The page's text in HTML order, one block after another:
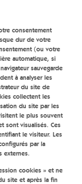
consentement
dur de votre
(ou votre
automatique, si
sauvegarde
à analyser les
du site de
collectent les
du site par les
le plus souvent
sont visualisés. Ces
le visiteur. Les
par la
externes.
cookies » et ne
site et après la fin